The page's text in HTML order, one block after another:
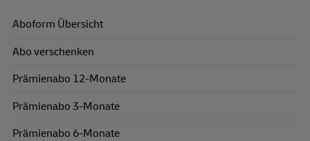
Aboform Übersicht
Abo verschenken
Prämienabo 12-Monate
Prämienabo 3-Monate
Prämienabo 6-Monate